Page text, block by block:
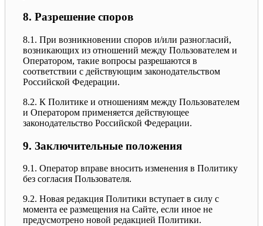
8. Разрешение споров
8.1. При возникновении споров и/или разногласий,
возникающих из отношений между Пользователем и
Оператором, такие вопросы разрешаются в
соответствии с действующим законодательством
Российской Федерации.
8.2. К Политике и отношениям между Пользователем
и Оператором применяется действующее
законодательство Российской Федерации.
9. Заключительные положения
9.1. Оператор вправе вносить изменения в Политику
без согласия Пользователя.
9.2. Новая редакция Политики вступает в силу с
момента ее размещения на Сайте, если иное не
предусмотрено новой редакцией Политики.